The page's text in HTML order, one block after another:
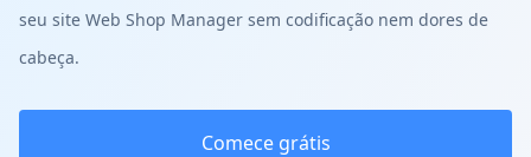
seu site Web Shop Manager sem codificação nem dores de
cabeça.
Comece grátis